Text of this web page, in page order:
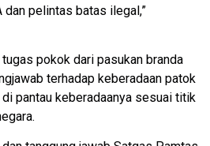
dan pelintas batas ilegal,”
pokok dari pasukan branda
terhadap keberadaan patok
pantau keberadaanya sesuai titik